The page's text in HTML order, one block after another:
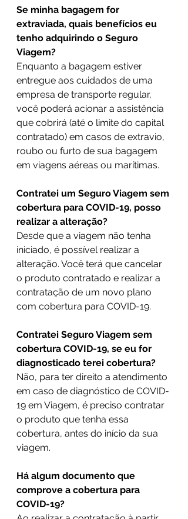
Se minha bagagem for
extraviada, quais benefícios eu
tenho adquirindo o Seguro
Viagem?
Enquanto a bagagem estiver
entregue aos cuidados de uma
empresa de transporte regular,
você poderá acionar a assistência
que cobrirá (até o limite do capital
contratado) em casos de extravio,
roubo ou furto de sua bagagem
em viagens aéreas ou marítimas.
Contratei um Seguro Viagem sem
cobertura para COVID-19, posso
realizar a alteração?
Desde que a viagem não tenha
iniciado, é possível realizar a
alteração. Você terá que cancelar
o produto contratado e realizar a
contratação de um novo plano
com cobertura para COVID-19.
Contratei Seguro Viagem sem
cobertura COVID-19, se eu for
diagnosticado terei cobertura?
Não, para ter direito a atendimento
em caso de diagnóstico de COVID-
19 em Viagem, é preciso contratar
o produto que tenha essa
cobertura, antes do início da sua
viagem.
Há algum documento que
comprove a cobertura para
COVID-19?